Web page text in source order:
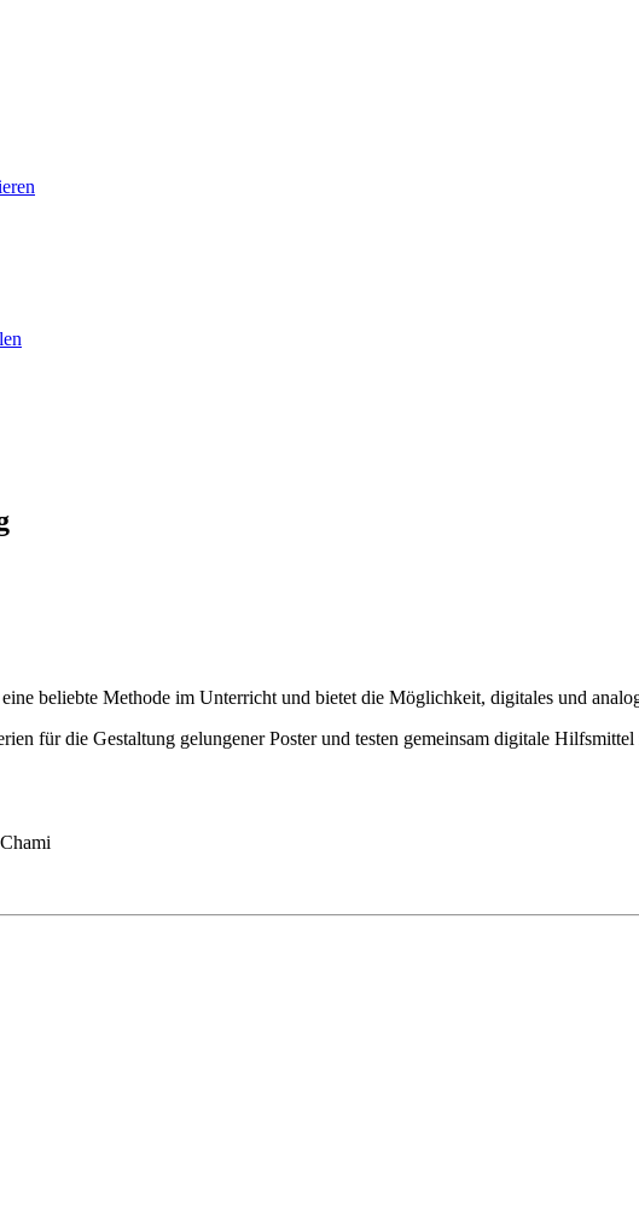
beliebte Methode im Unterricht und bietet die Möglichkeit, digitales und
für die Gestaltung gelungener Poster und testen gemeinsam digitale